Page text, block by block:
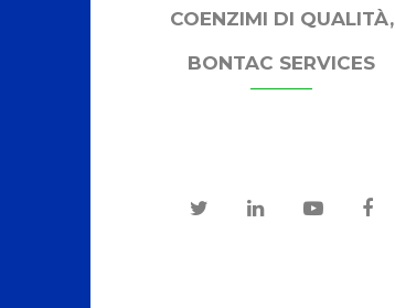
COENZIMI DI QUALITÀ,
BONTAC SERVICES